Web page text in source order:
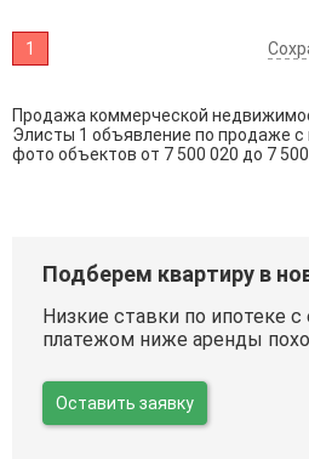
1
Продажа коммерческой
Элисты 1 объявление по продаже
фото объектов от 7 500 020 до 7
Подберем квартиру в
Низкие ставки по ипотеке
платежом ниже аренды
Оставить заявку